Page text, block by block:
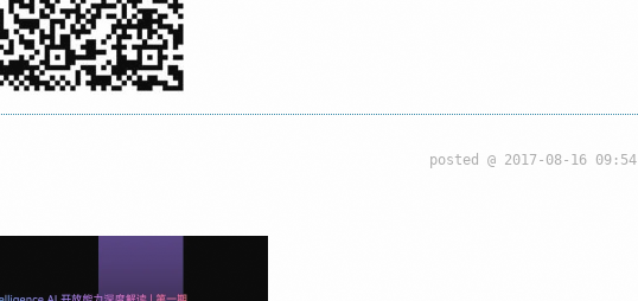
posted @ 2017-08-16 09:54